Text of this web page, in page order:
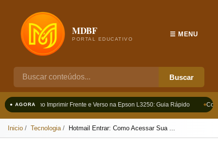
MDBF
PORTAL EDUCATIVO
Buscar
☰ MENU
● AGORAComo Imprimir Frente e Verso na Epson L3250: Guia Rápido
Inicio Tecnologia Hotmail Entrar: Como Acessar Sua ...